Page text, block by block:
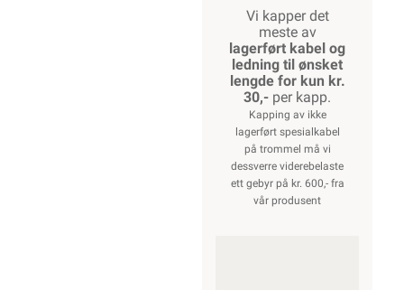
Vi kapper det
meste av
lagerført kabel og
ledning til ønsket
lengde for kun kr.
30,- per kapp.
Kapping av ikke
lagerført spesialkabel
på trommel må vi
dessverre viderebelaste
ett gebyr på kr. 600,- fra
vår produsent